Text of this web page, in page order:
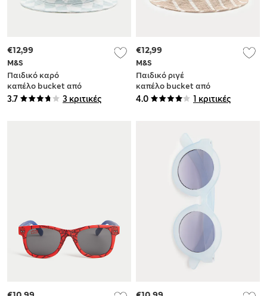
3.7 3 κριτικές
M&S
Παιδικό καρό
καπέλο bucket από
100% βαμβάκι (1-13
€12,99
4.0 1 κριτικές
M&S
Παιδικό ριγέ
καπέλο bucket από
100% βαμβάκι (1-13
€12,99